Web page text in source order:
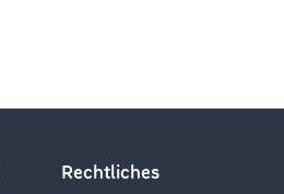
Rechtliches